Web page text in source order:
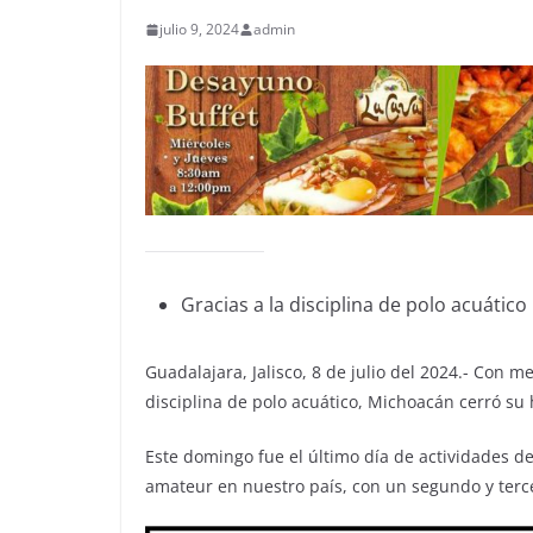
julio 9, 2024 admin
Gracias a la disciplina de polo acuático
Guadalajara, Jalisco, 8 de julio del 2024.- Con
disciplina de polo acuático, Michoacán cerró
Este domingo fue el último día de actividades
amateur en nuestro país, con un segundo y